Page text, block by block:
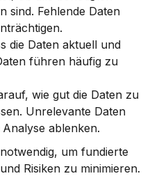
sind. Fehlende Daten
die Daten aktuell und
führen häufig zu
wie gut die Daten zu
Unrelevante Daten
ablenken.
um fundierte
Risiken zu minimieren.